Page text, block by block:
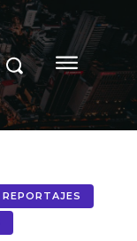
REPORTAJES